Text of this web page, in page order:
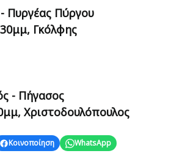
Πυργέας Πύργου
Γκόλφης
- Πήγασος
Χριστοδουλόπουλος
Κοινοποίηση
WhatsApp